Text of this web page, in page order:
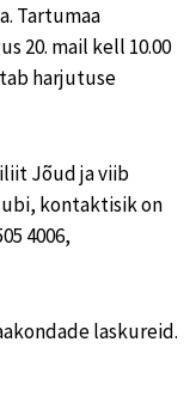
Tartumaa
20. mail kell 10.00
harjutuse
Jõud ja viib
kontaktisik on
4006,
laskureid.